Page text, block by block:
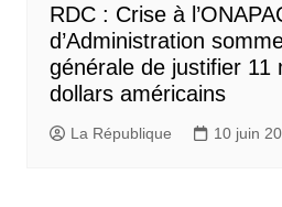
RDC : Crise à
d’Administration
générale de justifier 11
dollars américains
La République 10 juin